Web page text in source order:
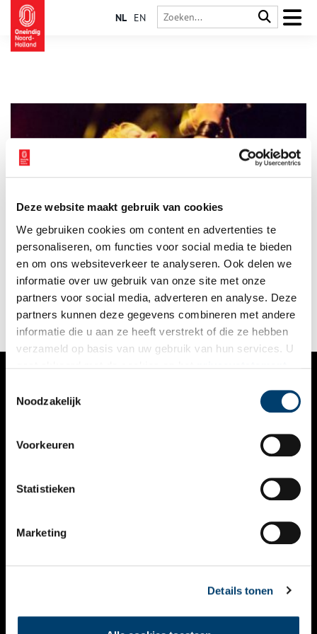
Deze website maakt gebruik van cookies
We gebruiken cookies om content en advertenties te
personaliseren, om functies voor social media te bieden
en om ons websiteverkeer te analyseren. Ook delen we
informatie over uw gebruik van onze site met onze
partners voor social media, adverteren en analyse. Deze
partners kunnen deze gegevens combineren met andere
informatie die u aan ze heeft verstrekt of die ze hebben
verzameld op basis van uw gebruik van hun services. U
Noodzakelijk
Voorkeuren
Statistieken
Marketing
Details tonen
NL EN
Op 5 mei vindt Bevrijdingspop weer plaats! Sinds de eerste
editie in 1980 is het uitgegroeid tot het grootste
benefietfestival van Nederland. En in navolging van Haarlem
worden tegenwoordig in nog dertien andere plekken
bevrijdingsfestivals georganiseerd.
VERHALEN
KALENDER
THEMA’S
VIDEO’S
CONTACT